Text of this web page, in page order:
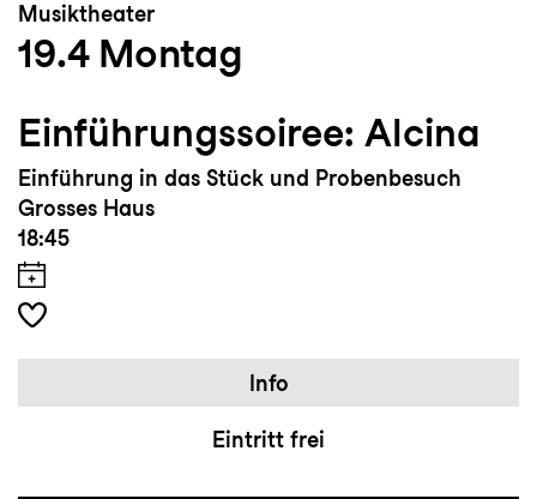
Musiktheater
19.4 Montag
Einführungssoiree: Alcina
Einführung in das Stück und Probenbesuch
Grosses Haus
18:45
Info
Eintritt frei